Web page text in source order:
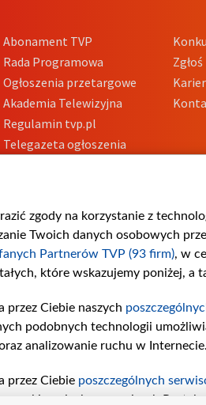
Abonament TVP
Rada Programowa
Ogłoszenia przetargowe
Akademia Telewizyjna
Regulamin tvp.pl
Telegazeta ogłoszenia
zgody na korzystanie z
Twoich danych osobowych
Partnerów TVP (93 firm), w
które wskazujemy poniżej,
przez Ciebie naszych
podobnych technologii
analizowanie ruchu w Internecie.
przez Ciebie poszczególnych
w serwisach Portalu